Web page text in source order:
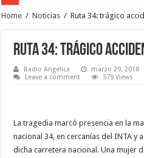
Home / Noticias / Ruta 34: trágico
Ruta 34: trágico
Radio Angelica marzo 29, 2018
Leave a comment
579 Views
La tragedia marcó presencia en la
nacional 34, en cercanías del INTA y
dicha carretera nacional. Una mujer